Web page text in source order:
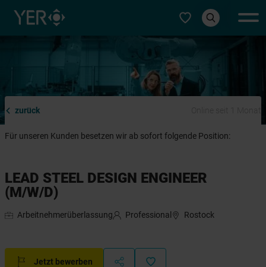
Typ auswählen
zurück
Für unseren Kunden besetzen wir ab sofort folgende Position:
LEAD STEEL DESIGN ENGINEER
(M/W/D)
Arbeitnehmerüberlassung Professional Rostock
Jetzt bewerben